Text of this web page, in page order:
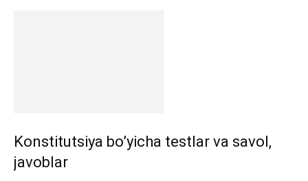
Konstitutsiya bo’yicha testlar va savol,
javoblar